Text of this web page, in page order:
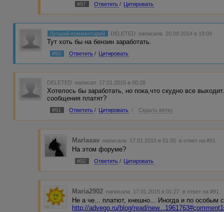
#97 Ответить / Цитировать
Лучший комментарий DELETED написала 20.09.2014 в 19:09
Тут хоть бы на бензин заработать.
#90 Ответить / Цитировать
DELETED написал 17.01.2015 в 00:28
Хотелось бы заработать, но пока,что скудно все
сообщения платят?
#91 Ответить / Цитировать / Скрыть ветку
Marlasav написала 17.01.2015 в 01:05 в ответ на #91
На этом форуме?
#92 Ответить / Цитировать
Maria2902 написала 17.01.2015 в 01:27 в ответ на #91
Не а че... платют, кнешно... Иногда и по особым
http://advego.ru/blog/read/